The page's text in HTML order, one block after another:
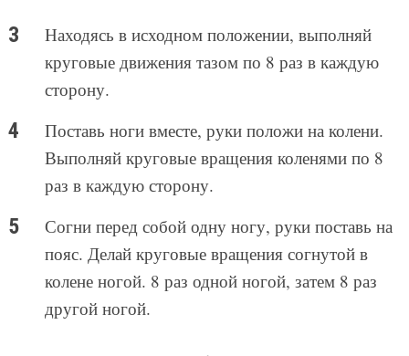
Находясь в исходном положении, выполняй
круговые движения тазом по 8 раз в каждую
сторону.
Поставь ноги вместе, руки положи на колени.
Выполняй круговые вращения коленями по 8
раз в каждую сторону.
Согни перед собой одну ногу, руки поставь на
пояс. Делай круговые вращения согнутой в
колене ногой. 8 раз одной ногой, затем 8 раз
другой ногой.